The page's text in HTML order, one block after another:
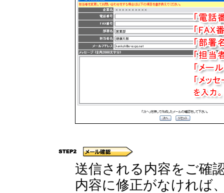
送信される内容をご確
内容に修正がなければ